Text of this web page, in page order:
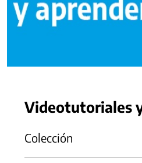
Videotutoriales
Colección